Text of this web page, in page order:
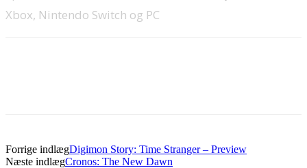
Xbox, Nintendo Switch og PC
Forrige indlægDigimon Story: Time Stranger – Preview
Næste indlægCronos: The New Dawn